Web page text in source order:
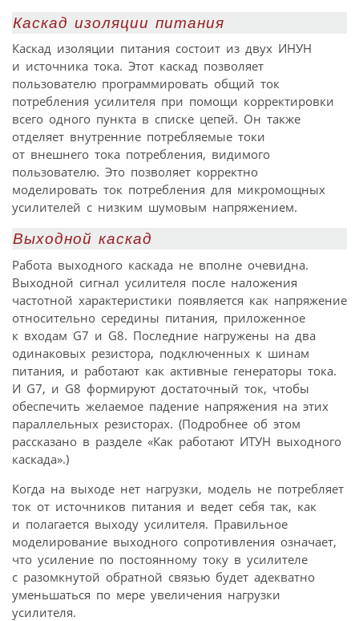
Каскад изоляции питания
Каскад изоляции питания состоит из двух ИНУН
и источника тока. Этот каскад позволяет
пользователю программировать общий ток
потребления усилителя при помощи корректировки
всего одного пункта в списке цепей. Он также
отделяет внутренние потребляемые токи
от внешнего тока потребления, видимого
пользователю. Это позволяет корректно
моделировать ток потребления для микромощных
усилителей с низким шумовым напряжением.
Выходной каскад
Работа выходного каскада не вполне очевидна.
Выходной сигнал усилителя после наложения
частотной характеристики появляется как напряжение
относительно середины питания, приложенное
к входам G7 и G8. Последние нагружены на два
одинаковых резистора, подключенных к шинам
питания, и работают как активные генераторы тока.
И G7, и G8 формируют достаточный ток, чтобы
обеспечить желаемое падение напряжения на этих
параллельных резисторах. (Подробнее об этом
рассказано в разделе «Как работают ИТУН выходного
каскада».)
Когда на выходе нет нагрузки, модель не потребляет
ток от источников питания и ведет себя так, как
и полагается выходу усилителя. Правильное
моделирование выходного сопротивления означает,
что усиление по постоянному току в усилителе
с разомкнутой обратной связью будет адекватно
уменьшаться по мере увеличения нагрузки
усилителя.